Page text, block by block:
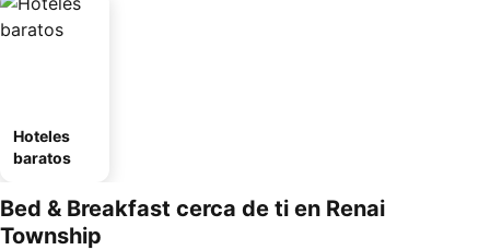
Hoteles
baratos
Bed & Breakfast cerca de ti en Renai
Township